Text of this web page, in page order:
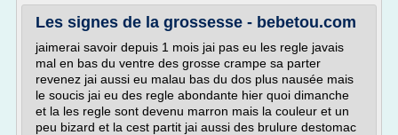
Les signes de la grossesse - bebetou.com
jaimerai savoir depuis 1 mois jai pas eu les regle javais
mal en bas du ventre des grosse crampe sa parter
revenez jai aussi eu malau bas du dos plus nausée mais
le soucis jai eu des regle abondante hier quoi dimanche
et la les regle sont devenu marron mais la couleur et un
peu bizard et la cest partit jai aussi des brulure destomac